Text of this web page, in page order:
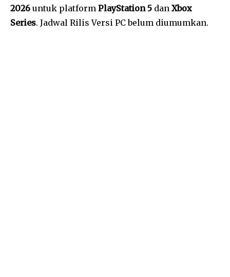
2026 untuk platform PlayStation 5 dan Xbox
Series. Jadwal Rilis Versi PC belum diumumkan.